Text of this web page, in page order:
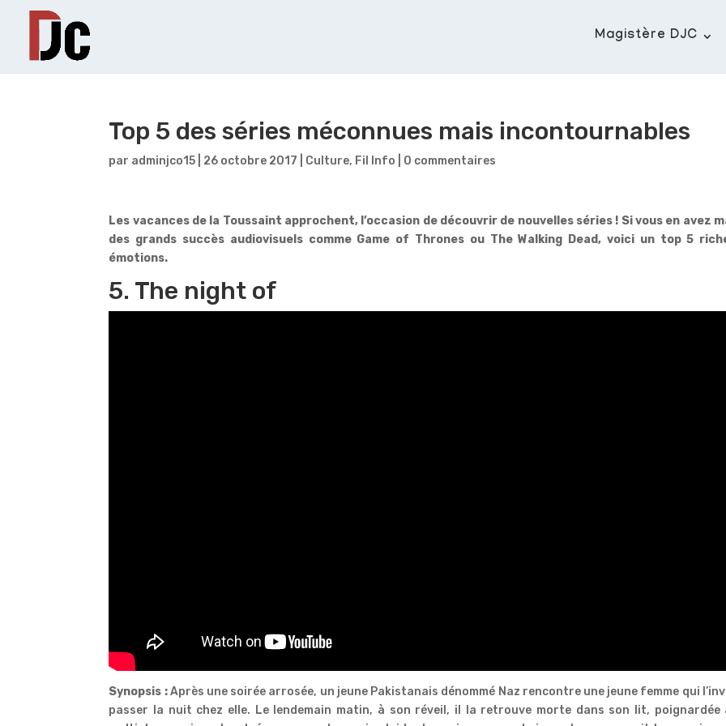
Magistère DJC
Top 5 des séries méconnues mais incontournables
par adminjco15 26 octobre 2017 Culture, Fil Info 0 commentaires
Les vacances de la Toussaint approchent, l’occasion de découvrir de nouvelles séries ! Si vous en avez
des grands succès audiovisuels comme Game of Thrones ou The Walking Dead, voici un top 5
émotions.
5. The night of
Synopsis :Après une soirée arrosée, un jeune Pakistanais dénommé Naz rencontre une jeune femme qui
passer la nuit chez elle. Le lendemain matin, à son réveil, il la retrouve morte dans son lit, poignardée